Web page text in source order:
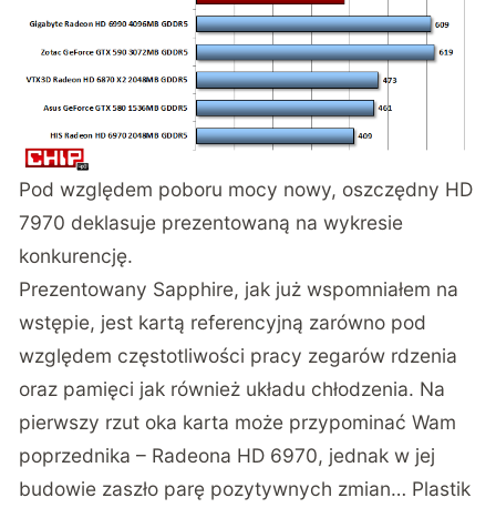
Pod względem poboru mocy nowy, oszczędny HD
7970 deklasuje prezentowaną na wykresie
konkurencję.
Prezentowany Sapphire, jak już wspomniałem na
wstępie, jest kartą referencyjną zarówno pod
względem częstotliwości pracy zegarów rdzenia
oraz pamięci jak również układu chłodzenia. Na
pierwszy rzut oka karta może przypominać Wam
poprzednika – Radeona HD 6970, jednak w jej
budowie zaszło parę pozytywnych zmian… Plastik